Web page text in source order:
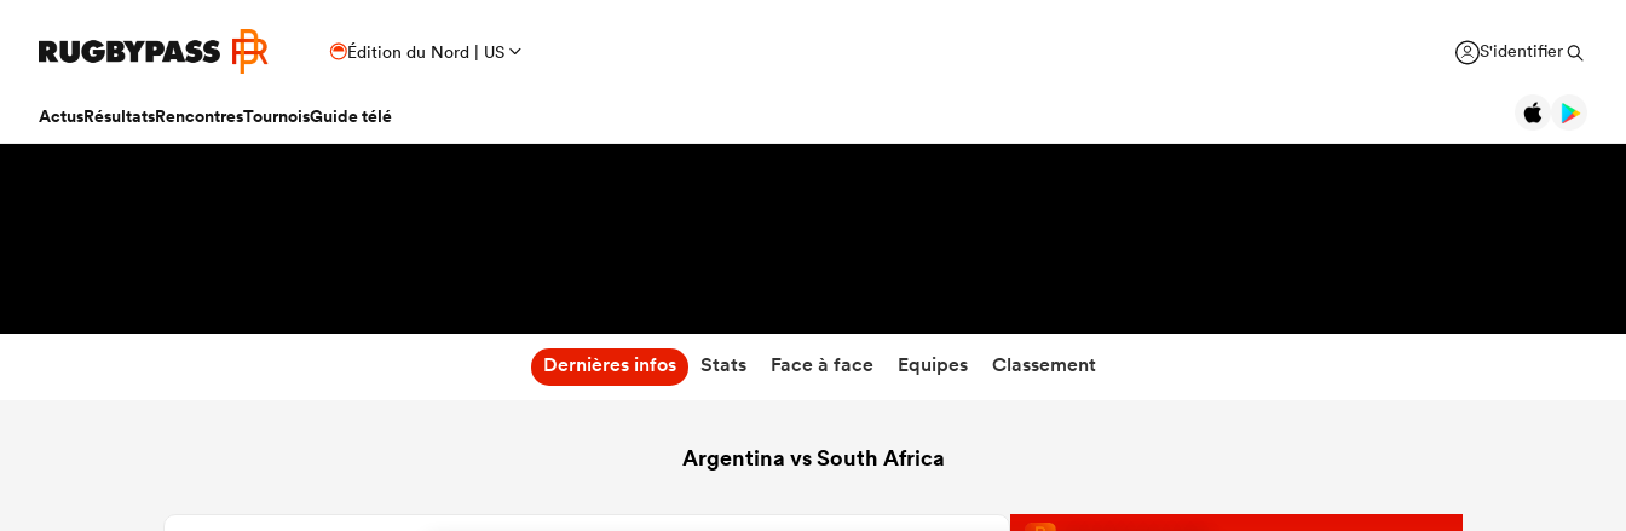
Édition du Nord | US S'identifier
ActusRésultatsRencontresTournoisGuide télé
Dernières infos Stats Face à face Equipes Classement
Argentina vs South Africa